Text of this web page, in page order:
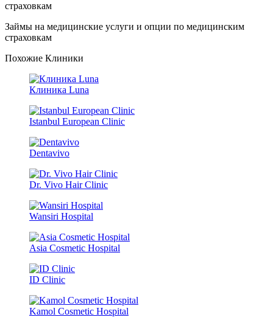
Займы на медицинские услуги и опции по медицинским
страховкам
Похожие Клиники
Клиника Luna
Istanbul European Clinic
Dentavivo
Dr. Vivo Hair Clinic
Wansiri Hospital
Asia Cosmetic Hospital
ID Clinic
Kamol Cosmetic Hospital